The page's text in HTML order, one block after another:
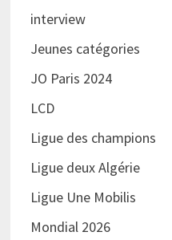
interview
Jeunes catégories
JO Paris 2024
LCD
Ligue des champions
Ligue deux Algérie
Ligue Une Mobilis
Mondial 2026